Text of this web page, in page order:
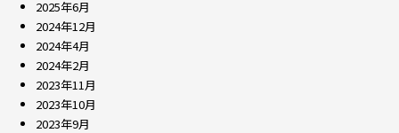
2025年6月
2024年12月
2024年4月
2024年2月
2023年11月
2023年10月
2023年9月